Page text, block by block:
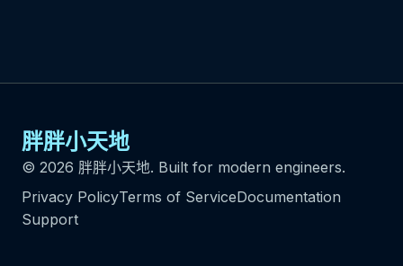
胖胖小天地
© 2026 胖胖小天地. Built for modern engineers.
Privacy PolicyTerms of ServiceDocumentation
Support